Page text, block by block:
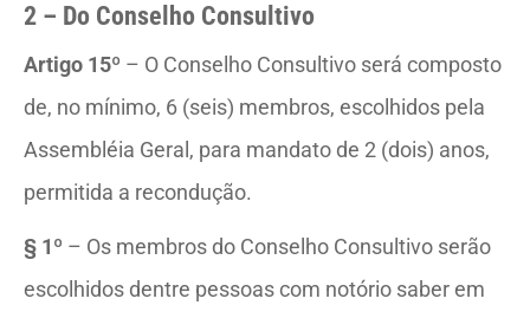
2 – Do Conselho Consultivo
Artigo 15º – O Conselho Consultivo será composto
de, no mínimo, 6 (seis) membros, escolhidos pela
Assembléia Geral, para mandato de 2 (dois) anos,
permitida a recondução.
§ 1º – Os membros do Conselho Consultivo serão
escolhidos dentre pessoas com notório saber em